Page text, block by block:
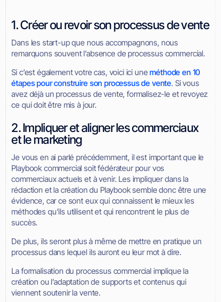
1. Créer ou revoir son processus de vente
Dans les start-up que nous accompagnons, nous
remarquons souvent l’absence de processus commercial.
Si c’est également votre cas, voici ici uneméthode en 10
étapes pour construire son processus de vente. Si vous
avez déjà un processus de vente, formalisez-le et revoyez
ce qui doit être mis à jour.
2. Impliquer et aligner les commerciaux
et le marketing
Je vous en ai parlé précédemment, il est important que le
Playbook commercial soit fédérateur pour vos
commerciaux actuels et à venir. Les impliquer dans la
rédaction et la création du Playbook semble donc être une
évidence, car ce sont eux qui connaissent le mieux les
méthodes qu’ils utilisent et qui rencontrent le plus de
succès.
De plus, ils seront plus à même de mettre en pratique un
processus dans lequel ils auront eu leur mot à dire.
La formalisation du processus commercial implique la
création ou l’adaptation de supports et contenus qui
viennent soutenir la vente.